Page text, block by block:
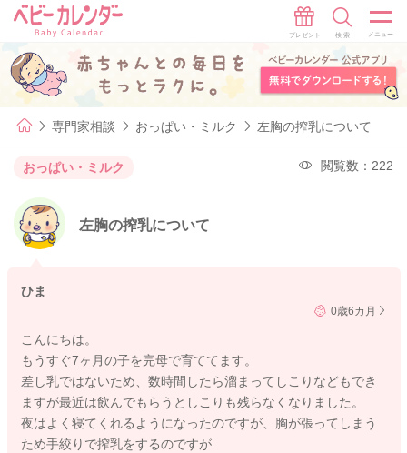
専門家相談 おっぱい・ミルク 左胸の搾乳について
おっぱい・ミルク 閲覧数：222
左胸の搾乳について
ひま
0歳6カ月
こんにちは。
もうすぐ7ヶ月の子を完母で育ててます。
差し乳ではないため、数時間したら溜まってしこりなどもでき
ますが最近は飲んでもらうとしこりも残らなくなりました。
夜はよく寝てくれるようになったのですが、胸が張ってしまう
ため手絞りで搾乳をするのですが